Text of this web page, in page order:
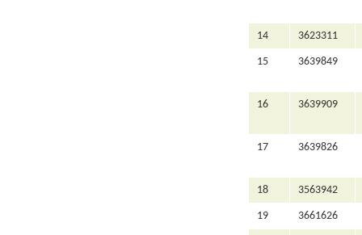
14 3623311
15 3639849
16 3639909
17 3639826
18 3563942
19 3661626